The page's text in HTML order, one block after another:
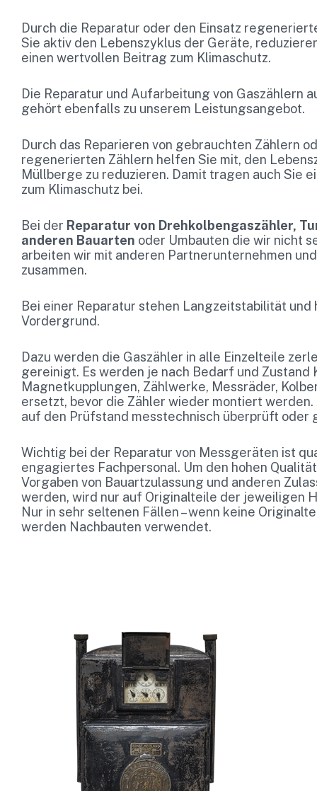
Durch die Reparatur oder den Einsatz
Sie aktiv den Lebenszyklus der Geräte,
einen wertvollen Beitrag zum Klimaschutz.
Die Reparatur und Aufarbeitung von Gaszählern
gehört ebenfalls zu unserem Leistungsangebot.
Durch das Reparieren von gebrauchten Zählern
regenerierten Zählern helfen Sie mit, den
Müllberge zu reduzieren. Damit tragen auch Sie
zum Klimaschutz bei.
Bei der Reparatur von Drehkolbengaszähler,
anderen Bauarten oder Umbauten die wir nicht
arbeiten wir mit anderen Partnerunternehmen
zusammen.
Bei einer Reparatur stehen Langzeitstabilität
Vordergrund.
Dazu werden die Gaszähler in alle Einzelteile
gereinigt. Es werden je nach Bedarf und Zustand
Magnetkupplungen, Zählwerke, Messräder,
ersetzt, bevor die Zähler wieder montiert werden.
auf den Prüfstand messtechnisch überprüft oder
Wichtig bei der Reparatur von Messgeräten ist
engagiertes Fachpersonal. Um den hohen
Vorgaben von Bauartzulassung und anderen
werden, wird nur auf Originalteile der jeweiligen
Nur in sehr seltenen Fällen – wenn keine
werden Nachbauten verwendet.